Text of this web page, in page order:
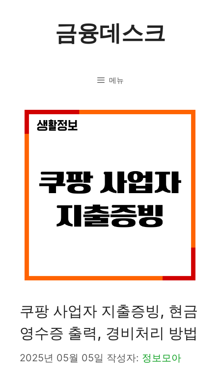
금융데스크
메뉴
쿠팡 사업자 지출증빙, 현금
영수증 출력, 경비처리 방법
2025년 05월 05일 작성자: 정보모아